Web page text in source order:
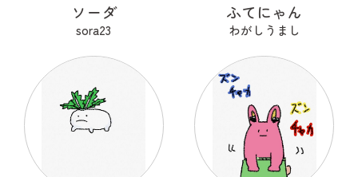
ソーダ
sora23
ふてにゃん
わがしうまし